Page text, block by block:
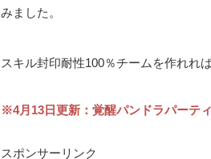
みました。
スキル封印耐性100％チームを作れれ
※4月13日更新：覚醒パンドラパーテ
スポンサーリンク